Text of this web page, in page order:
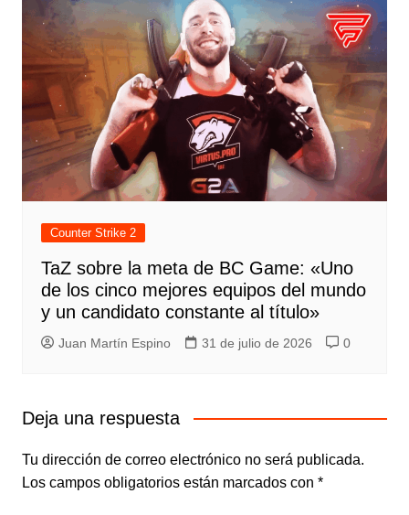
Counter Strike 2
TaZ sobre la meta de BC Game: «Uno
de los cinco mejores equipos del mundo
y un candidato constante al título»
Juan Martín Espino 31 de julio de 2026 0
Deja una respuesta
Tu dirección de correo electrónico no será publicada.
Los campos obligatorios están marcados con *